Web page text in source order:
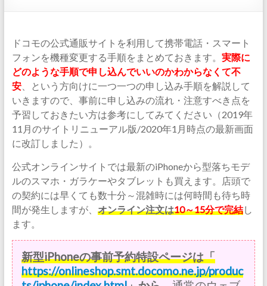
ドコモの公式通販サイトを利用して携帯電話・スマート
フォンを機種変更する手順をまとめておきます。 実際に
どのような手順で申し込んでいいのかわからなくて不
安、という方向けに一つ一つの申し込み手順を解説して
いきますので、事前に申し込みの流れ・注意すべき点を
予習しておきたい方は参考にしてみてください（2019年
11月のサイトリニューアル版/2020年1月時点の最新画面
に改訂しました）。
公式オンラインサイトでは最新のiPhoneから型落ちモデ
ルのスマホ・ガラケーやタブレットも買えます。店頭で
の契約には早くても数十分～混雑時には何時間も待ち時
間が発生しますが、 オンライン注文は10～15分で完結し
ます。
新型iPhoneの事前予約特設ページは「
https://onlineshop.smt.docomo.ne.jp/produc